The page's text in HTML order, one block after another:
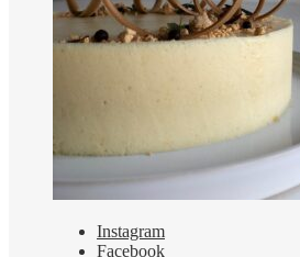
Instagram
Facebook